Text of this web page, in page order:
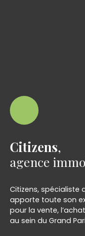
Citizens,
agence
Citizens, spécialiste
apporte toute son
pour la vente,
au sein du Grand